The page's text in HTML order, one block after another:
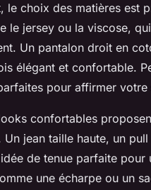
le choix des matières est
le jersey ou la viscose,
Un pantalon droit en
élégant et confortable.
pour affirmer votre
confortables
jean taille haute, un
de tenue parfaite pour
une écharpe ou un